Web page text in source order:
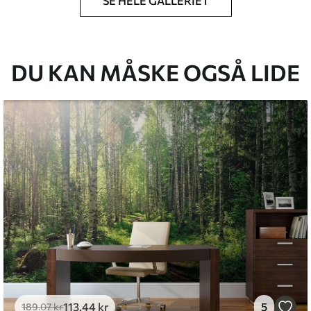
du har angivet, og skæres i identiske
.33269.00kr/m²
and Stick
.67400.00 kr /m²
DU KAN MÅSKE OGSÅ LIDE
189.07kr113.44 kr 5